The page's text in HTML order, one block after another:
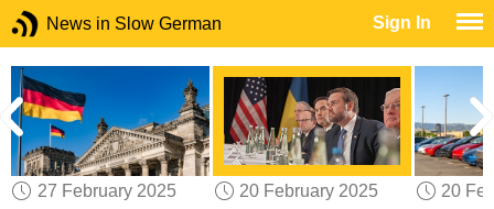
News in Slow German Sign In
27 February 2025
20 February 2025
20